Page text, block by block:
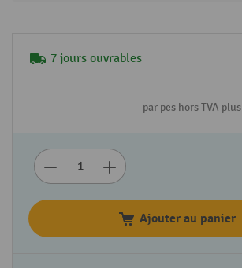
7 jours ouvrables
par pcs hors TVA plus
Ajouter au panier